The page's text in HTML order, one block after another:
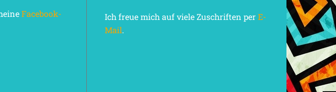
Facebook-
Ich freue mich auf viele Zuschriften perE-
Mail.